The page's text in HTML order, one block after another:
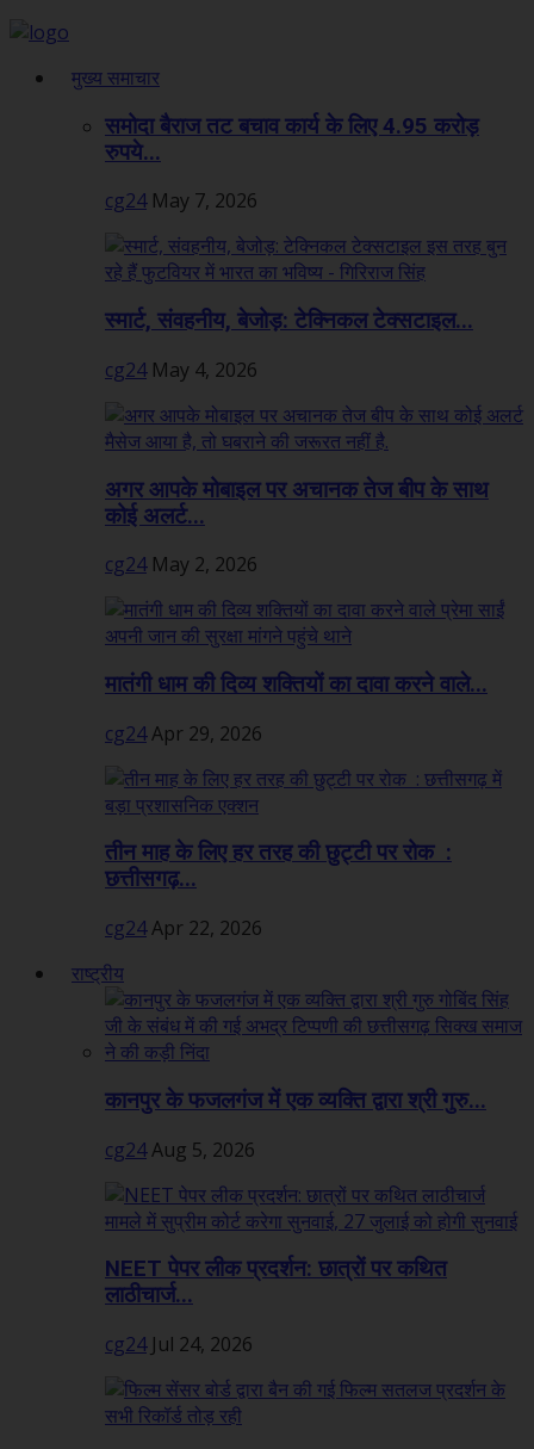
मुख्य समाचार
समोदा बैराज तट बचाव कार्य के लिए 4.95 करोड़
रुपये...
cg24 May 7, 2026
स्मार्ट, संवहनीय, बेजोड़: टेक्निकल टेक्सटाइल...
cg24 May 4, 2026
अगर आपके मोबाइल पर अचानक तेज बीप के साथ
कोई अलर्ट...
cg24 May 2, 2026
मातंगी धाम की दिव्य शक्तियों का दावा करने वाले...
cg24Apr 29, 2026
तीन माह के लिए हर तरह की छुट्टी पर रोक :
छत्तीसगढ़...
cg24Apr 22, 2026
राष्ट्रीय
कानपुर के फजलगंज में एक व्यक्ति द्वारा श्री गुरु...
cg24Aug 5, 2026
NEET पेपर लीक प्रदर्शन: छात्रों पर कथित
लाठीचार्ज...
cg24 Jul 24, 2026